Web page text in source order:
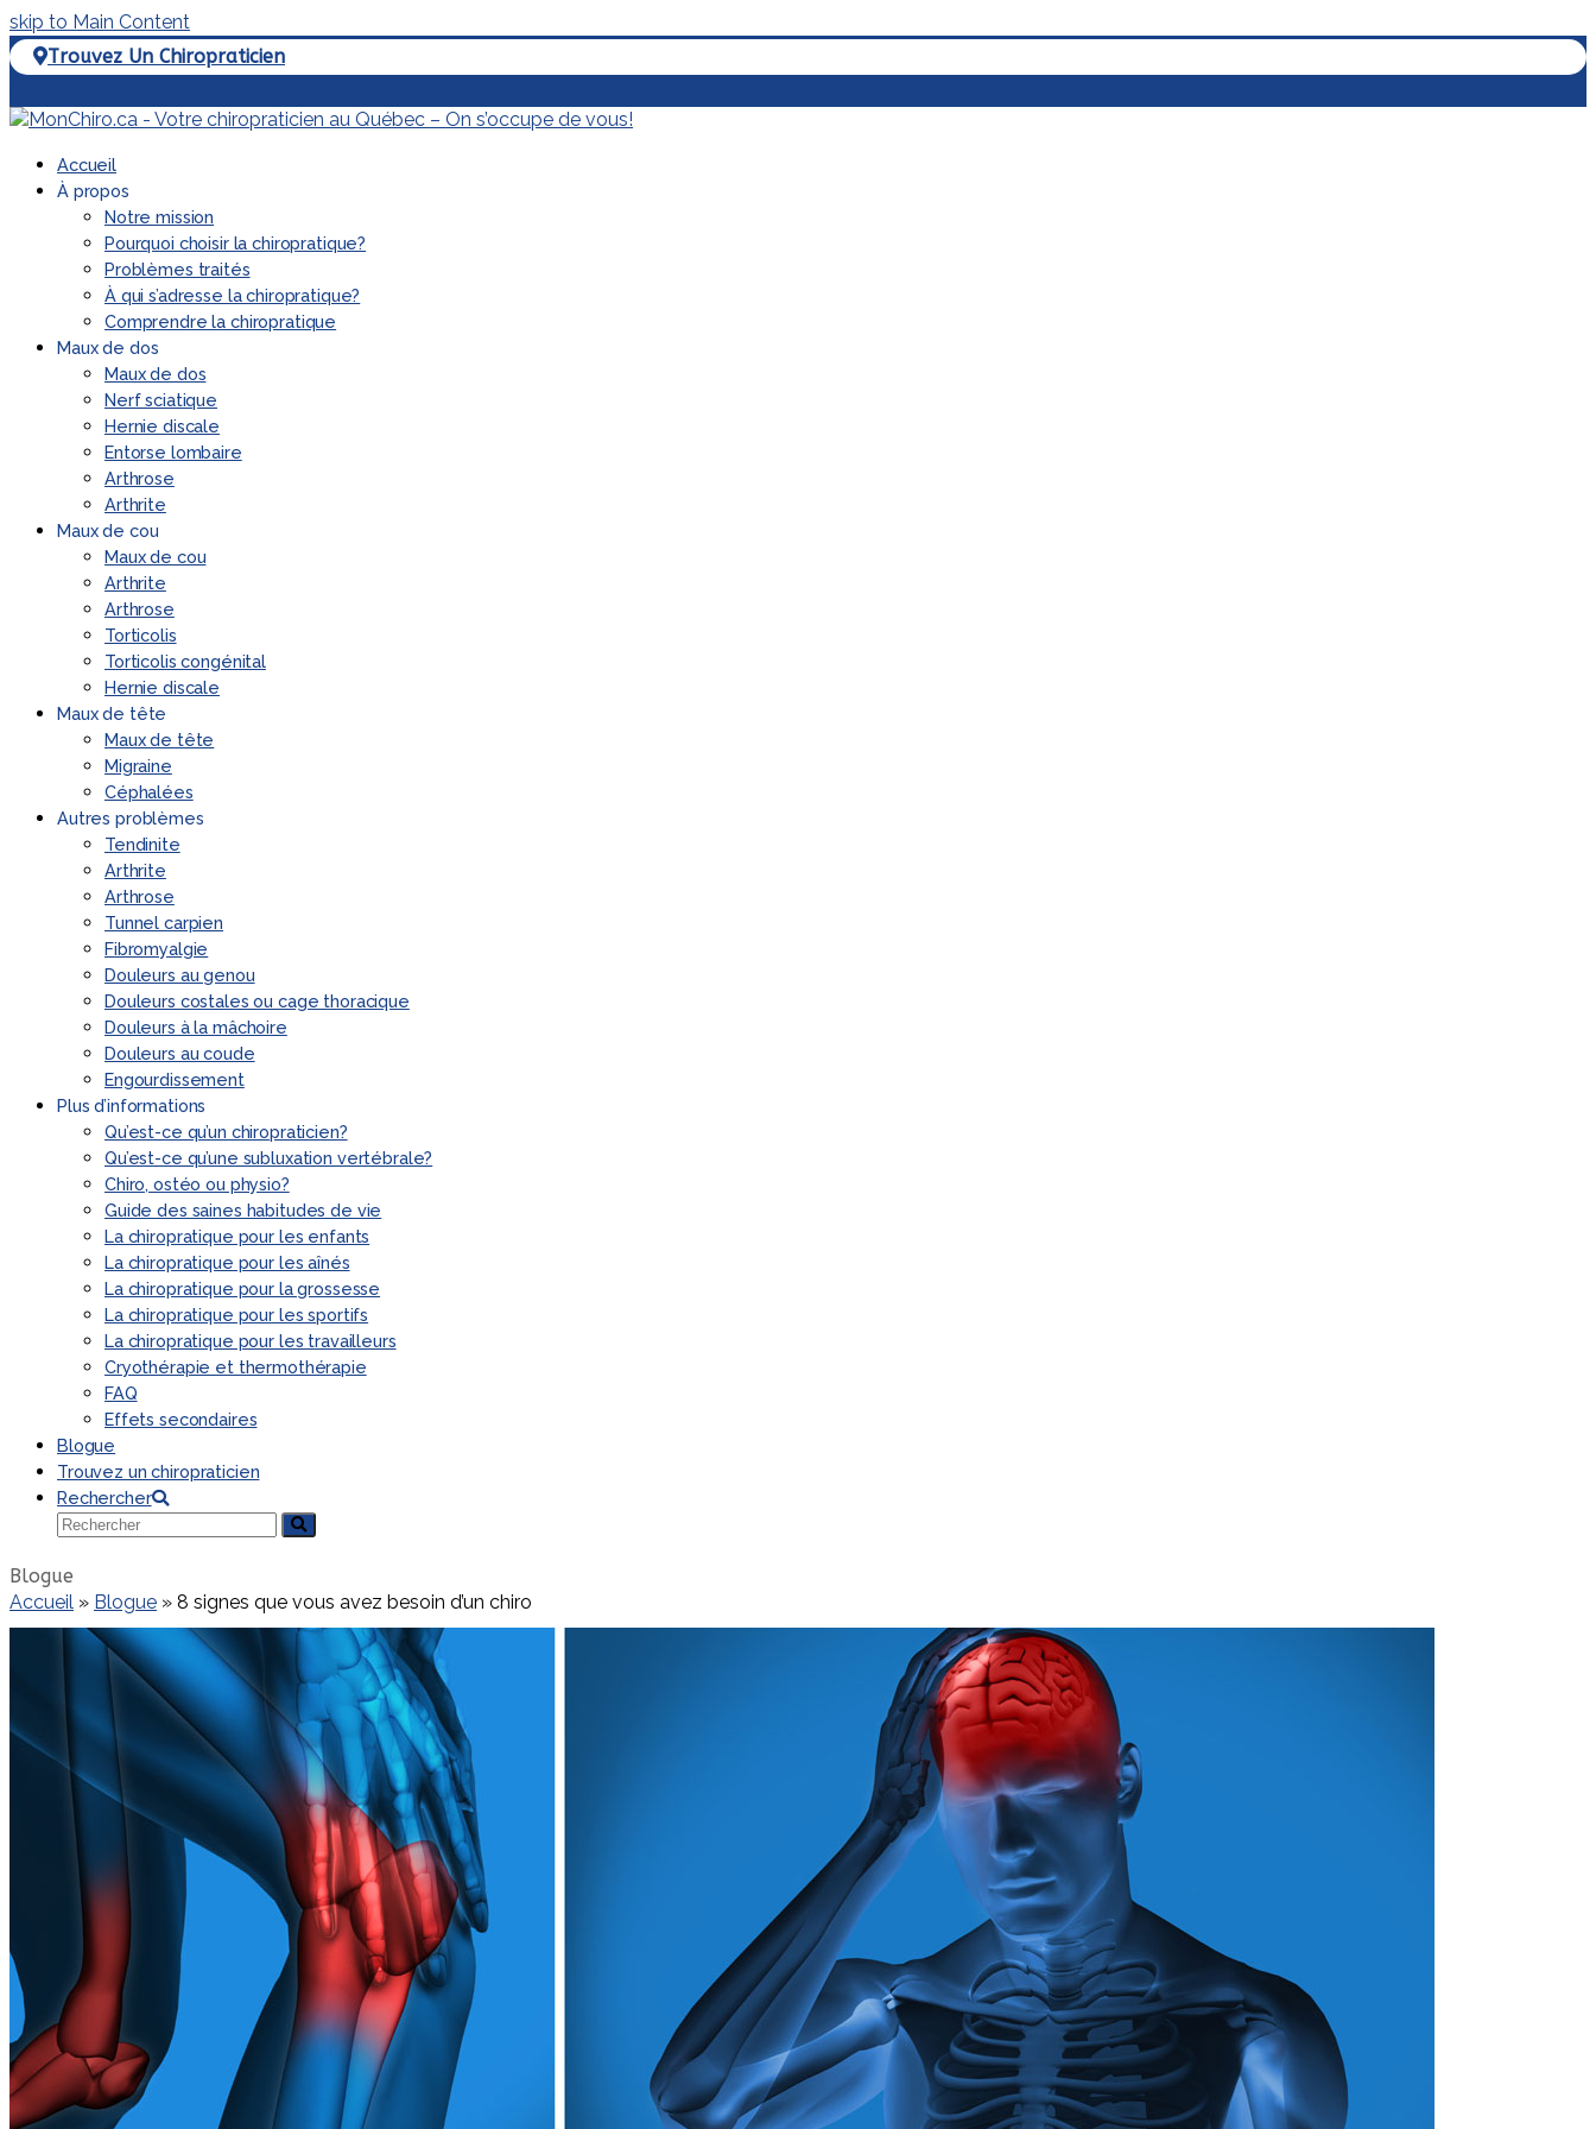
skip to Main Content
Trouvez Un Chiropraticien
Accueil
À propos
Notre mission
Pourquoi choisir la chiropratique?
Problèmes traités
À qui s’adresse la chiropratique?
Comprendre la chiropratique
Maux de dos
Maux de dos
Nerf sciatique
Hernie discale
Entorse lombaire
Arthrose
Arthrite
Maux de cou
Maux de cou
Arthrite
Arthrose
Torticolis
Torticolis congénital
Hernie discale
Maux de tête
Maux de tête
Migraine
Céphalées
Autres problèmes
Tendinite
Arthrite
Arthrose
Tunnel carpien
Fibromyalgie
Douleurs au genou
Douleurs costales ou cage thoracique
Douleurs à la mâchoire
Douleurs au coude
Engourdissement
Plus d’informations
Qu’est-ce qu’un chiropraticien?
Qu’est-ce qu’une subluxation vertébrale?
Chiro, ostéo ou physio?
Guide des saines habitudes de vie
La chiropratique pour les enfants
La chiropratique pour les aînés
La chiropratique pour la grossesse
La chiropratique pour les sportifs
La chiropratique pour les travailleurs
Cryothérapie et thermothérapie
FAQ
Effets secondaires
Blogue
Trouvez un chiropraticien
Rechercher
Rechercher
Blogue
Accueil » Blogue » 8 signes que vous avez besoin d’un chiro